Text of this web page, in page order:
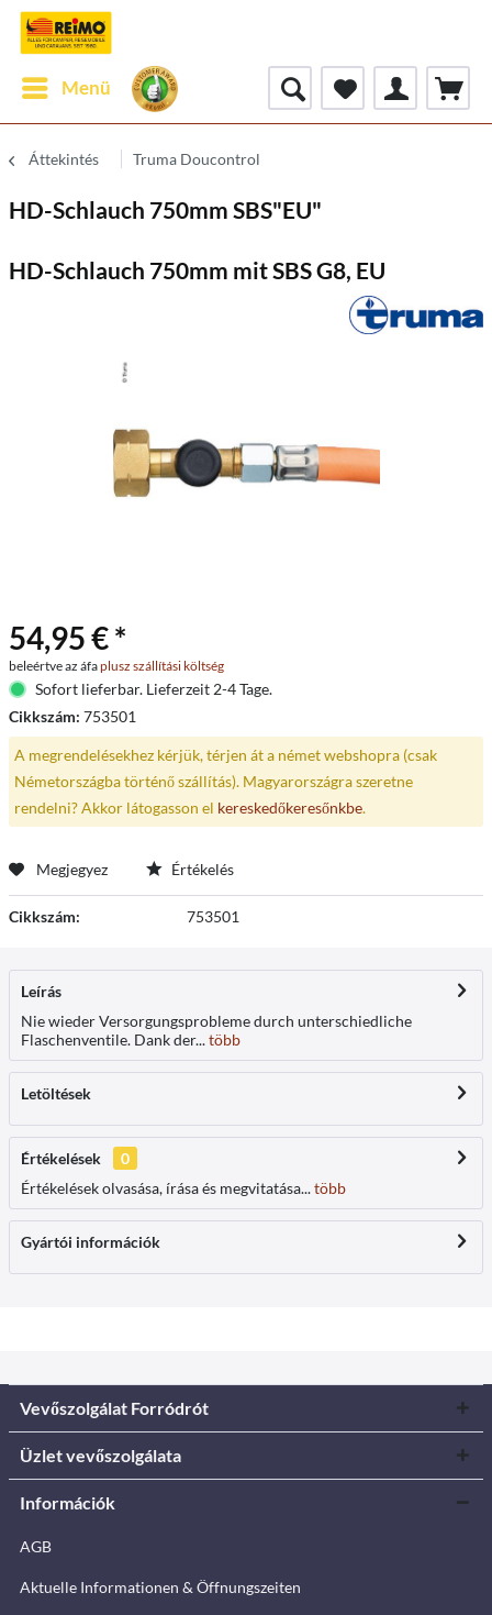
Menü
Áttekintés Truma Doucontrol
HD-Schlauch 750mm SBS"EU"
HD-Schlauch 750mm mit SBS G8, EU
54,95 € *
beleértve az áfaplusz szállítási költség
Sofort lieferbar. Lieferzeit 2-4 Tage.
Cikkszám: 753501
A megrendelésekhez kérjük, térjen át a német webshopra (csak
Németországba történő szállítás). Magyarországra szeretne
rendelni? Akkor látogasson el kereskedőkeresőnkbe.
Megjegyez Értékelés
Cikkszám: 753501
Leírás
Nie wieder Versorgungsprobleme durch unterschiedliche
Flaschenventile. Dank der...több
Letöltések
Értékelések
0
Értékelések olvasása, írása és megvitatása...több
Gyártói információk
Vevőszolgálat Forródrót
Üzlet vevőszolgálata
Információk
AGB
Aktuelle Informationen & Öffnungszeiten